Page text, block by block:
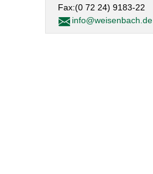
Fax:(0 72 24) 9183-22
info@weisenbach.de